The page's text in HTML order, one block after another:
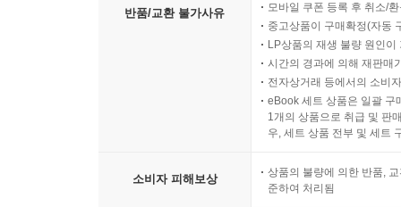
반품/교환 불가사유
모바일 쿠폰 등록 후 취소/
중고상품이 구매확정(자동
LP상품의 재생 불량 원인
시간의 경과에 의해 재판매
전자상거래 등에서의 소비
eBook 세트 상품은 일괄 구
1개의 상품으로 취급 및 판
우, 세트 상품 전부 및 세트
소비자 피해보상
상품의 불량에 의한 반품,
준하여 처리됨